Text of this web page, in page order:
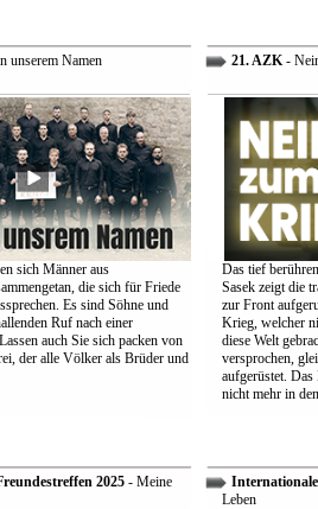
unserem Namen
sich Männer aus
die sich für Friede
Es sind Söhne und
Ruf nach einer
auch Sie sich packen von
der alle Völker als Brüder und
21. AZK-
Das tief
Sasek zeigt die
zur Front
Krieg, welcher
diese Welt
versprochen,
aufgerüstet.
nicht mehr in
2025- Meine
Leben